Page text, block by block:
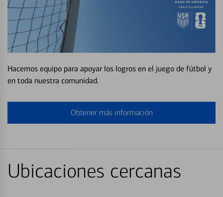
Hacemos equipo para apoyar los logros en el juego de fútbol y
en toda nuestra comunidad.
Obtener más información
Ubicaciones cercanas